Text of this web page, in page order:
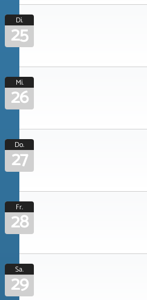
Di.
25
Mi.
26
Do.
27
Fr.
28
Sa.
29